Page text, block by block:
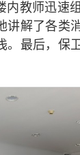
教师迅
解了各类
最后，保